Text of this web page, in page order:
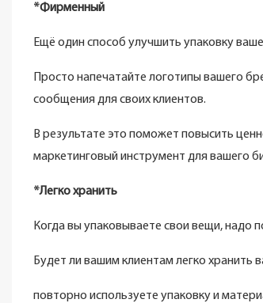
*Фирменный
Ещё один способ улучшить упаковку
Просто напечатайте логотипы вашего
сообщения для своих клиентов.
В результате это поможет повысить
маркетинговый инструмент для вашего
*Легко хранить
Когда вы упаковываете свои вещи, надо
Будет ли вашим клиентам легко хранить
повторно используете упаковку и